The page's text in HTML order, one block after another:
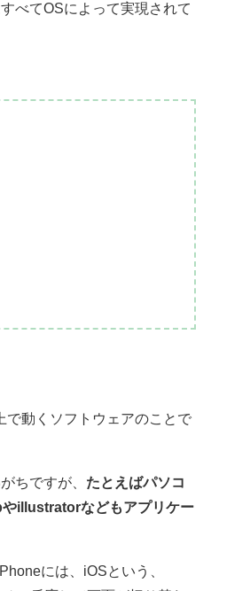
べてOSによって実現されて
で動くソフトウェアのことで
ちですが、 たとえばパソコ
illustratorなどもアプリケー
には、iOSという、